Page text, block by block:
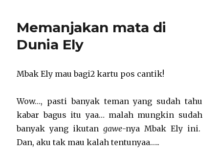
Memanjakan mata di
Dunia Ely
Mbak Ely mau bagi2 kartu pos cantik!
Wow…, pasti banyak teman yang sudah tahu
kabar bagus itu yaa… malah mungkin sudah
banyak yang ikutan gawe-nya Mbak Ely ini.
Dan, aku tak mau kalah tentunyaa…..